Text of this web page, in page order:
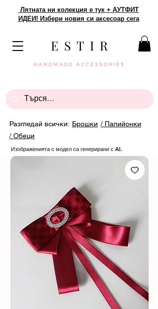
Лятната ни колекция е тук + АУТФИТ
ИДЕИ! Избери новия си аксесоар сега
E S T I R
Разгледай всички: Брошки / Папийонки
/ Обеци
Изображенията с модел са генерирани с AI.